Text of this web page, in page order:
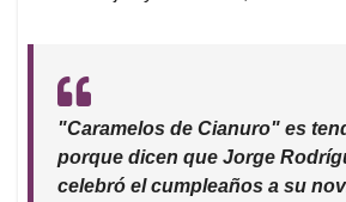
"Caramelos de Cianuro" es
porque dicen que Jorge
celebró el cumpleaños a su